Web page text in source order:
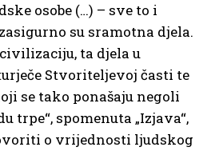
osobe (…) – sve to i
su sramotna djela.
ta djela u
Stvoriteljevoj časti te
se tako ponašaju negoli
trpe“, spomenuta „Izjava“,
o vrijednosti ljudskog